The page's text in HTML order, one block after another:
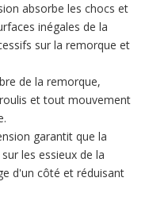
absorbe les chocs et
inégales de la
sur la remorque et
de la remorque,
et tout mouvement
garantit que la
les essieux de la
d'un côté et réduisant